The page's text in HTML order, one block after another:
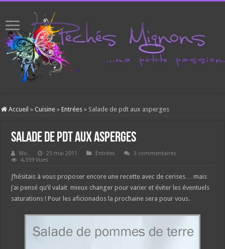
Accueil » Cuisine » Entrées » Salade de pdt aux asperges
Salade de pdt aux asperges
Mo. 25 mai 2011 Entrées
3 commentaires
4,359 Vues
J’hésitais à vous proposer encore une recette avec de cerises… mais
j’ai pensé qu’il valait mieux changer pour varier et éviter les éventuels
saturations ! Pour les aficionados la prochaine sera pour vous.